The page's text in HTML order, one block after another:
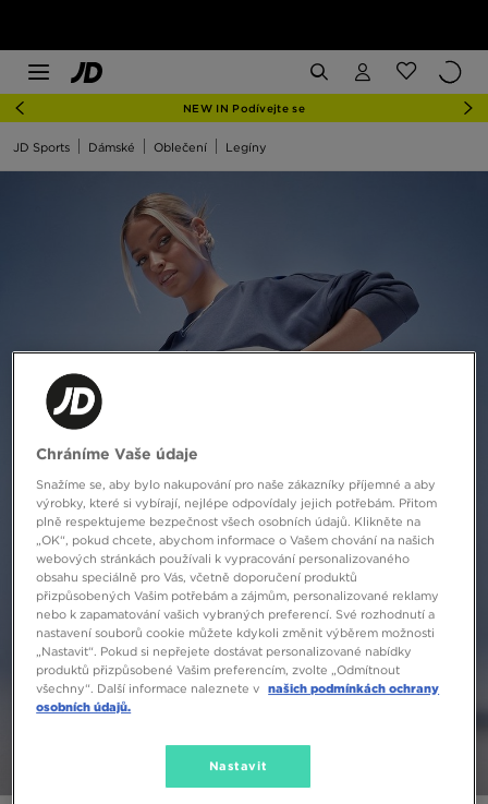
NEW IN Podívejte se
JD Sports Dámské Oblečení Legíny
Chráníme Vaše údaje
Snažíme se, aby bylo nakupování pro naše zákazníky příjemné a aby
výrobky, které si vybírají, nejlépe odpovídaly jejich potřebám. Přitom
plně respektujeme bezpečnost všech osobních údajů. Klikněte na
„OK“, pokud chcete, abychom informace o Vašem chování na našich
webových stránkách používali k vypracování personalizovaného
obsahu speciálně pro Vás, včetně doporučení produktů
přizpůsobených Vašim potřebám a zájmům, personalizované reklamy
nebo k zapamatování vašich vybraných preferencí. Své rozhodnutí a
nastavení souborů cookie můžete kdykoli změnit výběrem možnosti
„Nastavit“. Pokud si nepřejete dostávat personalizované nabídky
produktů přizpůsobené Vašim preferencím, zvolte „Odmítnout
všechny“. Další informace naleznete v našich podmínkách ochrany
osobních údajů.
Nastavit